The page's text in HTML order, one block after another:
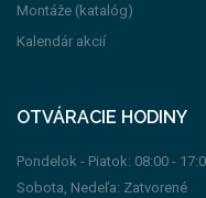
Montáže (katalóg)
Kalendár akcií
OTVÁRACIE HODINY
Pondelok - Piatok: 08:00 -
Sobota, Nedeľa: Zatvorené